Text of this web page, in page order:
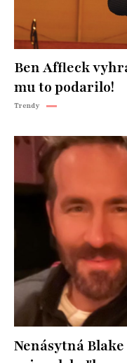
Ben Affleck
mu to podarilo!
Trendy
Nenásytná